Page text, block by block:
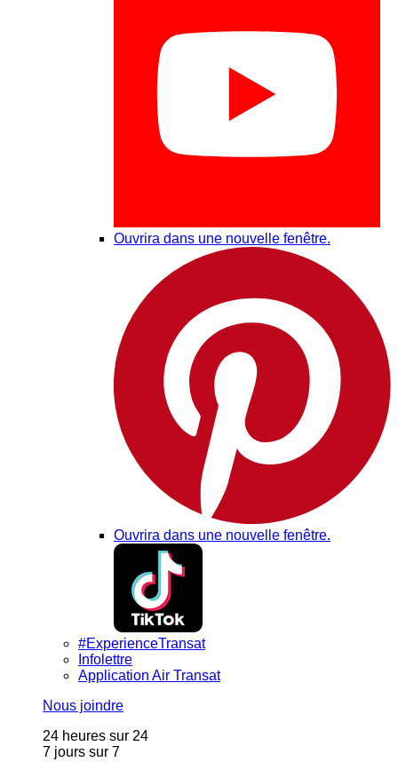
Ouvrira dans une nouvelle fenêtre.
Ouvrira dans une nouvelle fenêtre.
#ExperienceTransat
Infolettre
Application Air Transat
Nous joindre
24 heures sur 24
7 jours sur 7